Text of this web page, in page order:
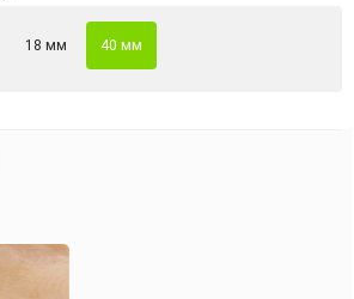
18 мм 40 мм